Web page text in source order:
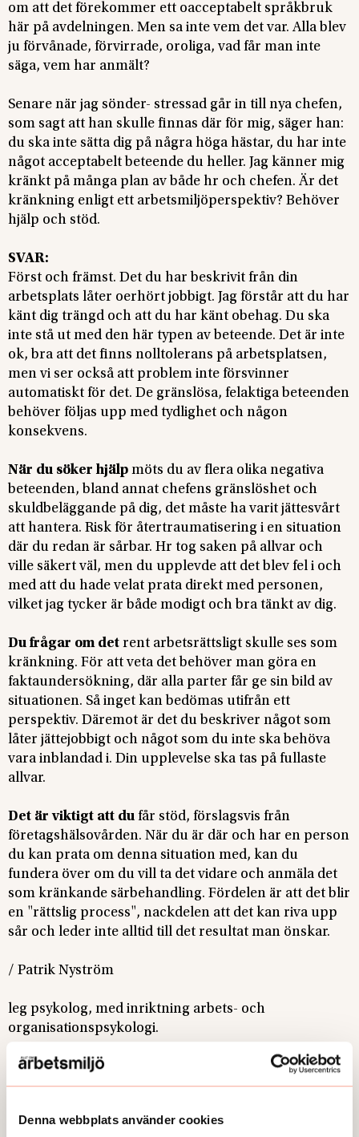
Denna webbplats använder cookies
om att det förekommer ett oacceptabelt språkbruk
här på avdelningen. Men sa inte vem det var. Alla blev
ju förvånade, förvirrade, oroliga, vad får man inte
säga, vem har anmält?
Senare när jag sönder- stressad går in till nya chefen,
som sagt att han skulle finnas där för mig, säger han:
du ska inte sätta dig på några höga hästar, du har inte
något acceptabelt beteende du heller. Jag känner mig
kränkt på många plan av både hr och chefen. Är det
kränkning enligt ett arbetsmiljöperspektiv? Behöver
hjälp och stöd.
SVAR:
Först och främst. Det du har beskrivit från din
arbetsplats låter oerhört jobbigt. Jag förstår att du har
känt dig trängd och att du har känt obehag. Du ska
inte stå ut med den här typen av beteende. Det är inte
ok, bra att det finns nolltolerans på arbetsplatsen,
men vi ser också att problem inte försvinner
automatiskt för det. De gränslösa, felaktiga beteenden
behöver följas upp med tydlighet och någon
konsekvens.
När du söker hjälp möts du av flera olika negativa
beteenden, bland annat chefens gränslöshet och
skuldbeläggande på dig, det måste ha varit jättesvårt
att hantera. Risk för återtraumatisering i en situation
där du redan är sårbar. Hr tog saken på allvar och
ville säkert väl, men du upplevde att det blev fel i och
med att du hade velat prata direkt med personen,
vilket jag tycker är både modigt och bra tänkt av dig.
Du frågar om det rent arbetsrättsligt skulle ses som
kränkning. För att veta det behöver man göra en
faktaundersökning, där alla parter får ge sin bild av
situationen. Så inget kan bedömas utifrån ett
perspektiv. Däremot är det du beskriver något som
låter jättejobbigt och något som du inte ska behöva
vara inblandad i. Din upplevelse ska tas på fullaste
allvar.
Det är viktigt att du får stöd, förslagsvis från
företagshälsovården. När du är där och har en person
du kan prata om denna situation med, kan du
fundera över om du vill ta det vidare och anmäla det
som kränkande särbehandling. Fördelen är att det blir
en "rättslig process", nackdelen att det kan riva upp
sår och leder inte alltid till det resultat man önskar.
/ Patrik Nyström
leg psykolog, med inriktning arbets- och
organisationspsykologi.
Foto:Adobe Stock
Publicerad:2022-11-29